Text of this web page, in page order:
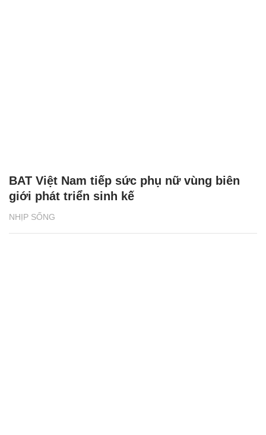
NHỊP SỐNG
BAT Việt Nam tiếp sức phụ nữ vùng biên
giới phát triển sinh kế